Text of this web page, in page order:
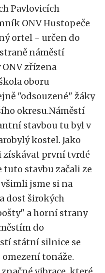
Pavlovicích
ONV Hustopeče
ortel - určen do
náměstí
zřízena
oboru
"odsouzené" žáky
okresu.Náměstí
stavbou tu byl v
kostel. Jako
získávat první tvrdé
stavbu začali ze
jsme si na
dost širokých
a horní strany
do
státní silnice se
tonáže.